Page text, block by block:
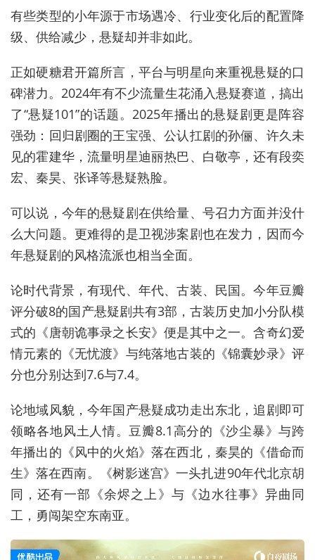
有些类型的小年源于市场遇冷、行业变化后的配置降
级、供给减少，悬疑却并非如此。
正如硬糖君开篇所言，平台与明星向来重视悬疑的口
碑潜力。2024年有不少流量生花涌入悬疑赛道，搞出
了“悬疑101”的话题。2025年播出的悬疑剧更是阵容
强劲：回归剧圈的王宝强、公认扛剧的孙俪、许久未
见的霍建华，流量明星迪丽热巴、白敬亭，还有段奕
宏、秦昊、张译等悬疑熟脸。
可以说，今年的悬疑剧在供给量、号召力方面并没什
么大问题。更难得的是卫视涉案剧也在发力，因而今
年悬疑剧的风格流派也相当全面。
论时代背景，有现代、年代、古装、民国。今年豆瓣
评分破8的国产悬疑剧共有3部，古装历史加小分队模
式的《唐朝诡事录之长安》便是其中之一。含奇幻爱
情元素的《无忧渡》与纯落地古装的《锦囊妙录》评
分也分别达到7.6与7.4。
论地域风貌，今年国产悬疑成功走出东北，追剧即可
领略各地风土人情。豆瓣8.1高分的《沙尘暴》与跨
年播出的《风中的火焰》落在西北，秦昊的《借命而
生》落在西南。《树影迷宫》一头扎进90年代北京胡
同，还有一部《余烬之上》与《边水往事》异曲同
工，勇闯架空东南亚。